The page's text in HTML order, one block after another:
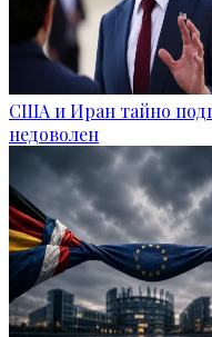
США и Иран тайно
недоволен